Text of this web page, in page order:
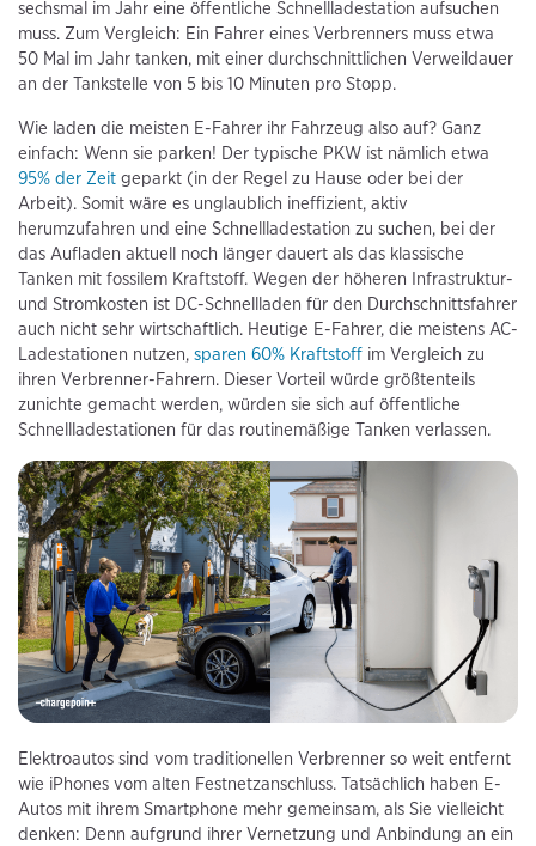
sechsmal im Jahr eine öffentliche Schnellladestation aufsuchen
muss. Zum Vergleich: Ein Fahrer eines Verbrenners muss etwa
50 Mal im Jahr tanken, mit einer durchschnittlichen Verweildauer
an der Tankstelle von 5 bis 10 Minuten pro Stopp.
Wie laden die meisten E-Fahrer ihr Fahrzeug also auf? Ganz
einfach: Wenn sie parken! Der typische PKW ist nämlich etwa
95% der Zeit geparkt (in der Regel zu Hause oder bei der
Arbeit). Somit wäre es unglaublich ineffizient, aktiv
herumzufahren und eine Schnellladestation zu suchen, bei der
das Aufladen aktuell noch länger dauert als das klassische
Tanken mit fossilem Kraftstoff. Wegen der höheren Infrastruktur-
und Stromkosten ist DC-Schnellladen für den Durchschnittsfahrer
auch nicht sehr wirtschaftlich. Heutige E-Fahrer, die meistens AC-
Ladestationen nutzen, sparen 60% Kraftstoff im Vergleich zu
ihren Verbrenner-Fahrern. Dieser Vorteil würde größtenteils
zunichte gemacht werden, würden sie sich auf öffentliche
Schnellladestationen für das routinemäßige Tanken verlassen.
Elektroautos sind vom traditionellen Verbrenner so weit entfernt
wie iPhones vom alten Festnetzanschluss. Tatsächlich haben E-
Autos mit ihrem Smartphone mehr gemeinsam, als Sie vielleicht
denken: Denn aufgrund ihrer Vernetzung und Anbindung an ein